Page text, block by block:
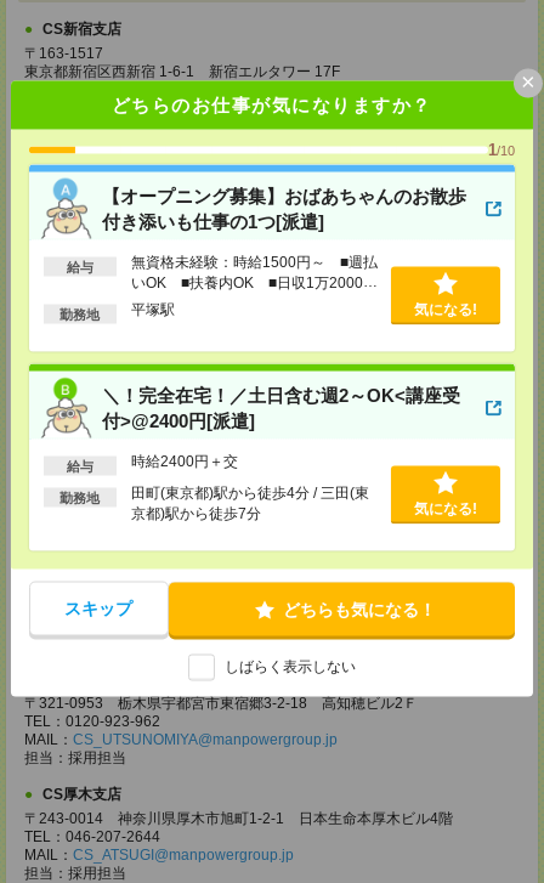
どちらのお仕事が気になりますか？
1/10
【オープニング募集】おばあちゃんのお散歩
付き添いも仕事の1つ[派遣]
給与
無資格未経験：時給1500円～ ■週払
いOK ■扶養内OK ■日収1万2000円
以上
勤務地 平塚駅 気になる!
＼！完全在宅！／土日含む週2～OK<講座受
付>@2400円[派遣]
給与 時給2400円＋交
勤務地
田町(東京都)駅から徒歩4分 / 三田(東
京都)駅から徒歩7分
気になる!
スキップ どちらも気になる！
しばらく表示しない
×
CS新宿支店
〒163-1517
東京都新宿区西新宿 1-6-1 新宿エルタワー 17F
CS_SHINJUKU@manpowergroup.jp
担当：採用担当
CS立川支店
〒190-0012
東京都立川市曙町2-34-7 ファーレイーストビル 8F
TEL：0120-659-460
MAIL：
CS_TACHIKAWA@manpowergroup.jp
担当：採用担当
〒220-8136
TEL：0120-659-459
MAIL：CS_YOKOHAMA@manpowergroup.jp
担当：採用担当
CS大宮支店
〒330-0854 埼玉県さいたま市大宮区桜木町 1-10-16 シーノ大宮ノース
ウイング 9階
TEL：0120-769-355
MAIL：CS_OMIYA@manpowergroup.jp
〒370-0831 群馬県高崎市あら町167 高崎第一生命ビルディング11Ｆ
TEL：027-320-6558
CS_TAKASAKI@manpowergroup.jp
担当：採用担当
〒321-0953 栃木県宇都宮市東宿郷3-2-18 高知穂ビル2Ｆ
TEL：0120-923-962
MAIL： CS_UTSUNOMIYA@manpowergroup.jp
担当：採用担当
CS厚木支店
〒243-0014 神奈川県厚木市旭町1-2-1 日本生命本厚木ビル4階
TEL：046-207-2644
MAIL： CS_ATSUGI@manpowergroup.jp
担当：採用担当